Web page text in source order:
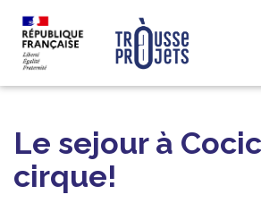
Le sejour à
cirque!